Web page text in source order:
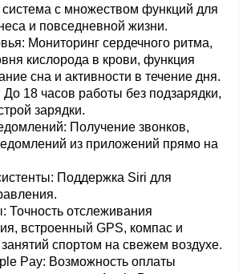
с множеством функций для
и повседневной жизни.
Мониторинг сердечного ритма,
кислорода в крови, функция
сна и активности в течение дня.
18 часов работы без подзарядки,
зарядки.
Получение звонков,
из приложений прямо на
Поддержка Siri для
Точность отслеживания
встроенный GPS, компас и
спортом на свежем воздухе.
Pay: Возможность оплаты